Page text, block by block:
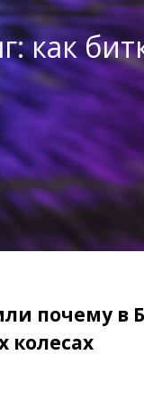
как
почему в
колесах